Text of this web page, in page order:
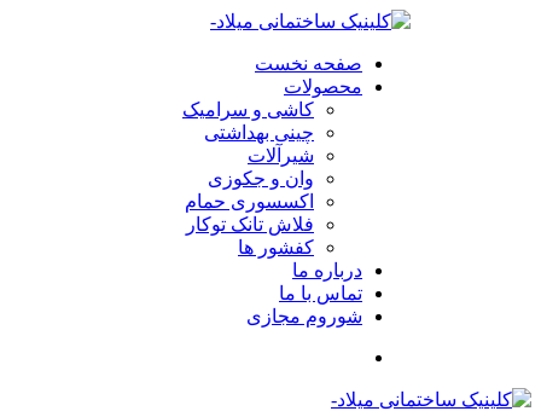
صفحه نخست
محصولات
کاشی و سرامیک
چینی بهداشتی
شیرآلات
وان و جکوزی
اکسسوری حمام
فلاش تانک توکار
کفشور ها
درباره ما
تماس با ما
شوروم مجازی